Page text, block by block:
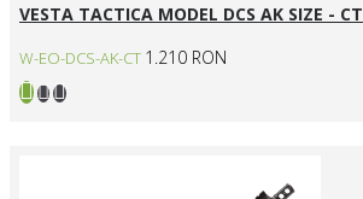
VESTA TACTICA MODEL DCS AK SIZE - CT
W-EO-DCS-AK-CT 1.210 RON